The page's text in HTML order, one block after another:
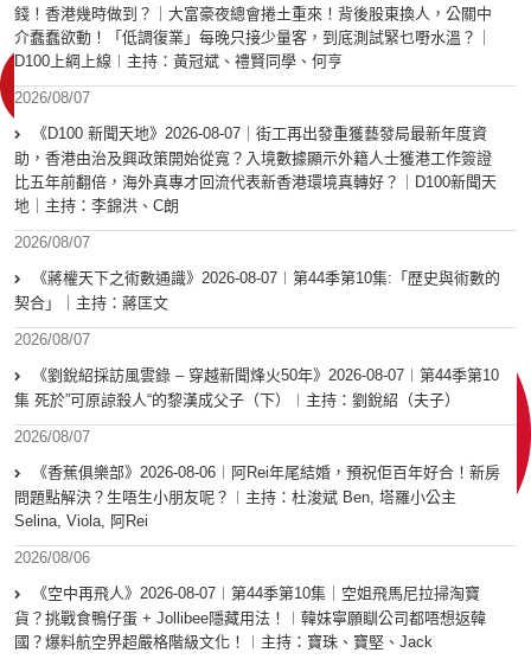
錢！香港幾時做到？｜大富豪夜總會捲土重來！背後股東換人，公關中
介蠢蠢欲動！「低調復業」每晚只接少量客，到底測試緊乜嘢水溫？｜
D100上綱上線︱主持：黃冠斌、禮賢同學、何亨
2026/08/07
《D100 新聞天地》2026-08-07｜街工再出發重獲藝發局最新年度資
助，香港由治及興政策開始從寬？入境數據顯示外籍人士獲港工作簽證
比五年前翻倍，海外真專才回流代表新香港環境真轉好？｜D100新聞天
地｜主持：李錦洪、C朗
2026/08/07
《蔣權天下之術數通識》2026-08-07︱第44季第10集:「歴史與術數的
契合」｜主持：蔣匡文
2026/08/07
《劉銳紹採訪風雲錄 – 穿越新聞烽火50年》2026-08-07︱第44季第10
集 死於”可原諒殺人“的黎漢成父子（下）︱主持：劉銳紹（夫子）
2026/08/07
《香蕉俱樂部》2026-08-06︱阿Rei年尾結婚，預祝佢百年好合！新房
問題點解決？生唔生小朋友呢？︱主持：杜浚斌 Ben, 塔羅小公主
Selina, Viola, 阿Rei
2026/08/06
《空中再飛人》2026-08-07︱第44季第10集｜空姐飛馬尼拉掃淘寶
貨？挑戰食鴨仔蛋 + Jollibee隱藏用法！︱韓妹寧願瞓公司都唔想返韓
國？爆料航空界超嚴格階級文化！︱主持：寶珠、寶堅、Jack